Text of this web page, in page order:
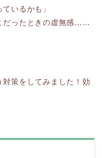
いるかも」
だったときの虚無感……
策をしてみました！効